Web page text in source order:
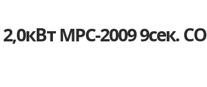
MPC-2009 9сек.